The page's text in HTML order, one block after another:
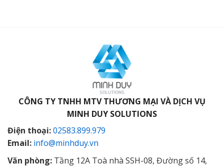
CÔNG TY TNHH MTV THƯƠNG MẠI VÀ DỊCH VỤ
MINH DUY SOLUTIONS
Điện thoại:02583.899.979
Email: info@minhduy.vn
Văn phòng: Tầng 12A Toà nhà SSH-08, Đường số 14,